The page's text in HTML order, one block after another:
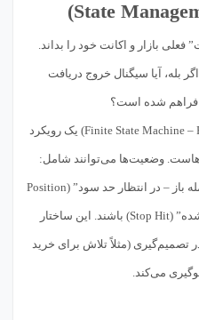
بازار و اکانت خود را بداند.
بله، آیا سیگنال خروج دریافت
فراهم شده است؟
استفاده از ماشین حالت محدود (Finite State Machine – FSM) یک رویکرد
وضعیت‌ها می‌توانند شامل:
“آماده ورود” (Ready to Enter)، “معامله باز – در انتظار حد سود” (Position
Open – TP Pending)، “استاپ خارج شده” (Stop Hit) باشند. این ساختار
تصمیم‌گیری (مثلاً تلاش برای خرید
می‌کند.